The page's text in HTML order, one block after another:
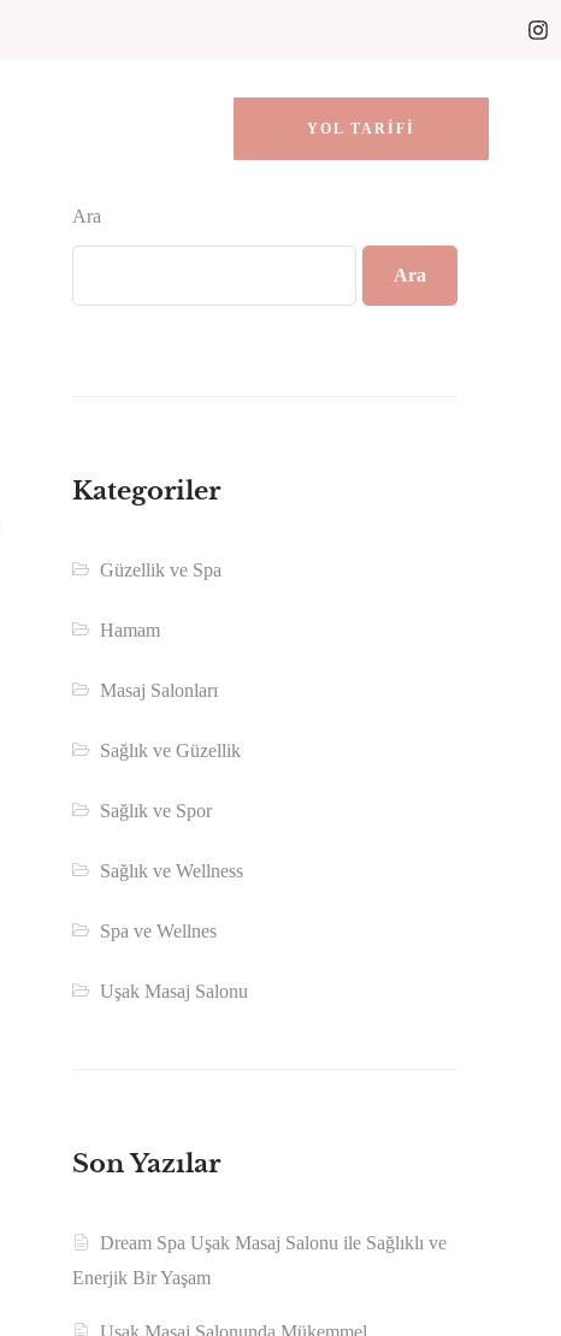
YOL TARIFI
Ara
Ara
Kategoriler
Güzellik ve Spa
Hamam
Masaj Salonları
Sağlık ve Güzellik
Sağlık ve Spor
Sağlık ve Wellness
Spa ve Wellnes
Uşak Masaj Salonu
Son Yazılar
Dream Spa Uşak Masaj Salonu ile Sağlıklı ve
Enerjik Bir Yaşam